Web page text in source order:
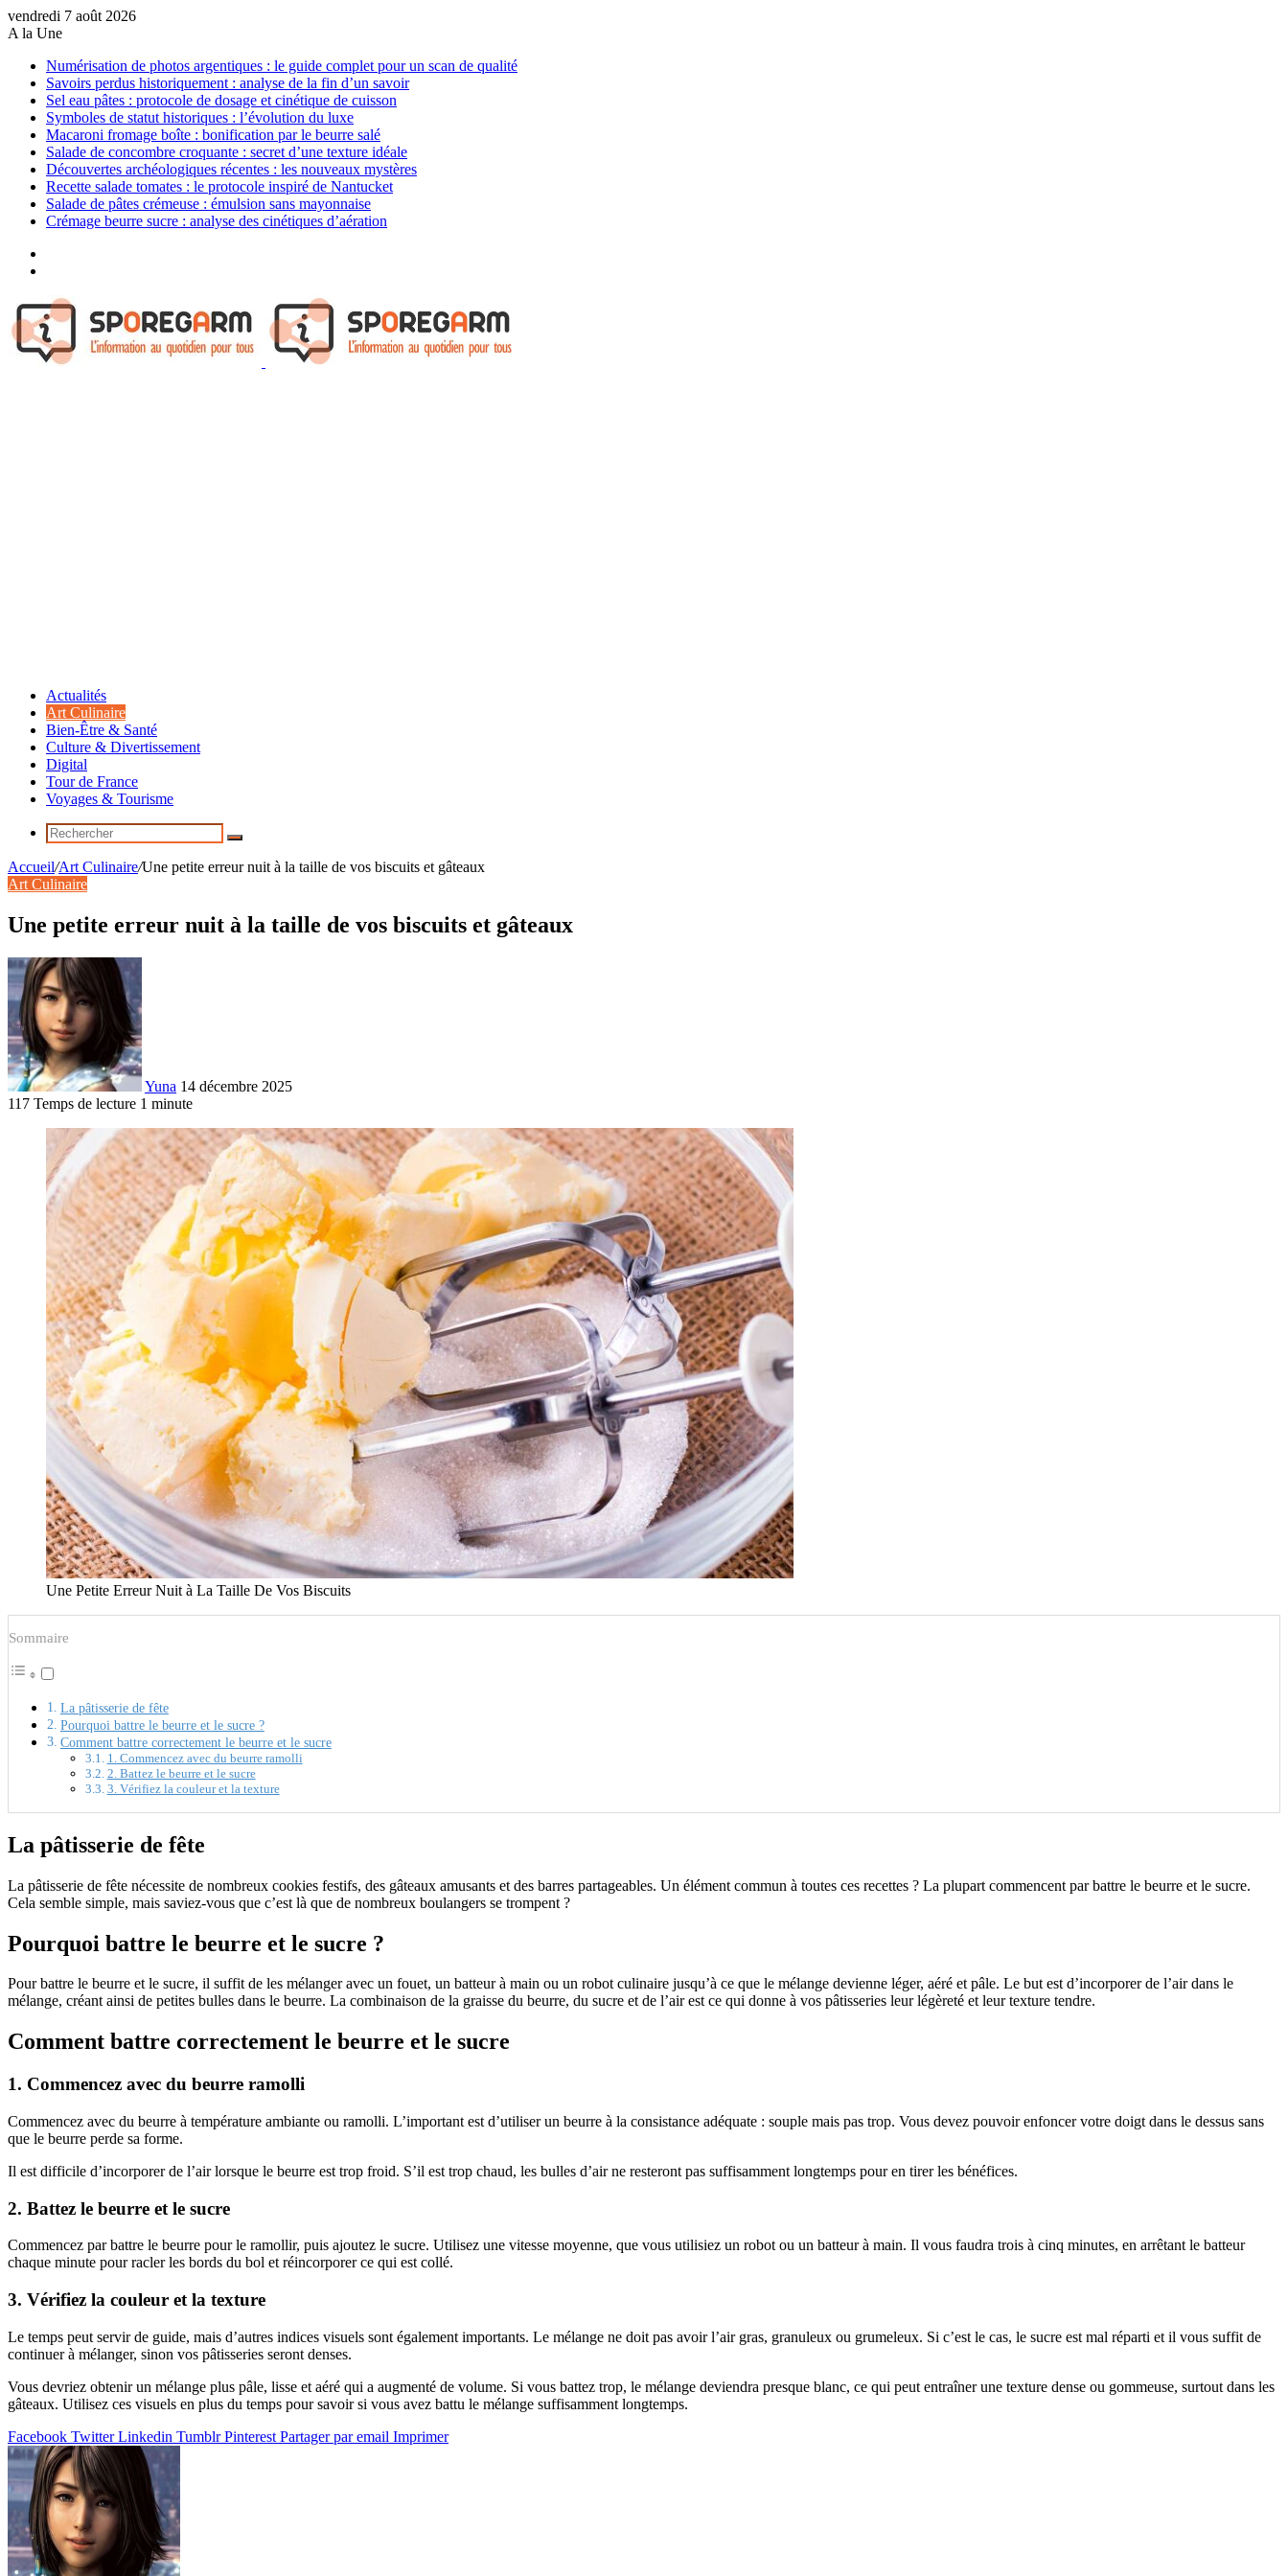
vendredi 7 août 2026
A la Une
Numérisation de photos argentiques : le guide complet pour un scan de qualité
Savoirs perdus historiquement : analyse de la fin d’un savoir
Sel eau pâtes : protocole de dosage et cinétique de cuisson
Symboles de statut historiques : l’évolution du luxe
Macaroni fromage boîte : bonification par le beurre salé
Salade de concombre croquante : secret d’une texture idéale
Découvertes archéologiques récentes : les nouveaux mystères
Recette salade tomates : le protocole inspiré de Nantucket
Salade de pâtes crémeuse : émulsion sans mayonnaise
Crémage beurre sucre : analyse des cinétiques d’aération
Menu
Actualités
Art Culinaire
Bien-Être & Santé
Culture & Divertissement
Digital
Tour de France
Voyages & Tourisme
Rechercher
Accueil/Art Culinaire/Une petite erreur nuit à la taille de vos biscuits et gâteaux
Art Culinaire
Une petite erreur nuit à la taille de vos biscuits et gâteaux
Yuna 14 décembre 2025
117 Temps de lecture 1 minute
Une Petite Erreur Nuit à La Taille De Vos Biscuits
Sommaire
La pâtisserie de fête
Pourquoi battre le beurre et le sucre ?
Comment battre correctement le beurre et le sucre
1. Commencez avec du beurre ramolli
2. Battez le beurre et le sucre
3. Vérifiez la couleur et la texture
La pâtisserie de fête
La pâtisserie de fête nécessite de nombreux cookies festifs, des gâteaux amusants et des barres partageables. Un élément commun à toutes ces recettes ? La plupart commencent par battre le beurre et le sucre.
Cela semble simple, mais saviez-vous que c’est là que de nombreux boulangers se trompent ?
Pourquoi battre le beurre et le sucre ?
Pour battre le beurre et le sucre, il suffit de les mélanger avec un fouet, un batteur à main ou un robot culinaire jusqu’à ce que le mélange devienne léger, aéré et pâle. Le but est d’incorporer de l’air dans le
mélange, créant ainsi de petites bulles dans le beurre. La combinaison de la graisse du beurre, du sucre et de l’air est ce qui donne à vos pâtisseries leur légèreté et leur texture tendre.
Comment battre correctement le beurre et le sucre
1. Commencez avec du beurre ramolli
Commencez avec du beurre à température ambiante ou ramolli. L’important est d’utiliser un beurre à la consistance adéquate : souple mais pas trop. Vous devez pouvoir enfoncer votre doigt dans le dessus sans
que le beurre perde sa forme.
Il est difficile d’incorporer de l’air lorsque le beurre est trop froid. S’il est trop chaud, les bulles d’air ne resteront pas suffisamment longtemps pour en tirer les bénéfices.
2. Battez le beurre et le sucre
Commencez par battre le beurre pour le ramollir, puis ajoutez le sucre. Utilisez une vitesse moyenne, que vous utilisiez un robot ou un batteur à main. Il vous faudra trois à cinq minutes, en arrêtant le batteur
chaque minute pour racler les bords du bol et réincorporer ce qui est collé.
3. Vérifiez la couleur et la texture
Le temps peut servir de guide, mais d’autres indices visuels sont également importants. Le mélange ne doit pas avoir l’air gras, granuleux ou grumeleux. Si c’est le cas, le sucre est mal réparti et il vous suffit de
continuer à mélanger, sinon vos pâtisseries seront denses.
Vous devriez obtenir un mélange plus pâle, lisse et aéré qui a augmenté de volume. Si vous battez trop, le mélange deviendra presque blanc, ce qui peut entraîner une texture dense ou gommeuse, surtout dans les
gâteaux. Utilisez ces visuels en plus du temps pour savoir si vous avez battu le mélange suffisamment longtemps.
Facebook Twitter Linkedin Tumblr Pinterest Partager par email Imprimer